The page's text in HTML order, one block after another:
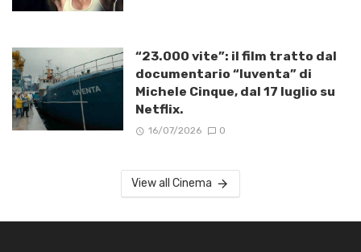
“23.000 vite”: il film tratto dal
documentario “Iuventa” di
Michele Cinque, dal 17 luglio su
Netflix.
16/07/2026 0
View all Cinema